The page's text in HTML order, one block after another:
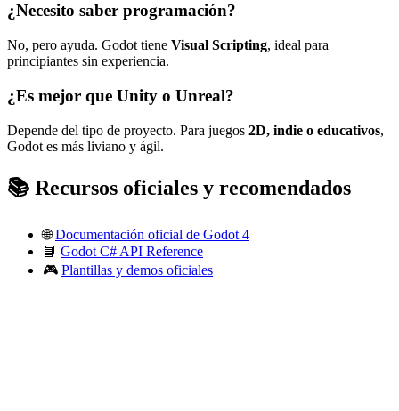
¿Necesito saber programación?
No, pero ayuda. Godot tiene Visual Scripting, ideal para
principiantes sin experiencia.
¿Es mejor que Unity o Unreal?
Depende del tipo de proyecto. Para juegos 2D, indie o educativos,
Godot es más liviano y ágil.
📚 Recursos oficiales y recomendados
🌐Documentación oficial de Godot 4
📘 Godot C# API Reference
🎮 Plantillas y demos oficiales